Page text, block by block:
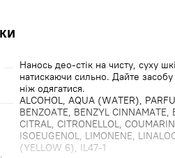
Нанось део-стік на чисту, суху
натискаючи сильно. Дайте
ніж одягатися.
ALCOHOL, AQUA (WATER),
BENZOATE, BENZYL
CITRAL, CITRONELLOL,
ISOEUGENOL, LIMONENE,
(YELLOW 6), IL47-1